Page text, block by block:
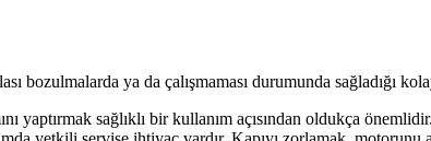
bozulmalarda ya da çalışmaması durumunda sağladığı
yaptırmak sağlıklı bir kullanım açısından oldukça önemlidir.